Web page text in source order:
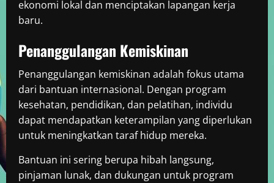
ekonomi lokal dan menciptakan lapangan kerja
baru.
Penanggulangan Kemiskinan
Penanggulangan kemiskinan adalah fokus utama
dari bantuan internasional. Dengan program
kesehatan, pendidikan, dan pelatihan, individu
dapat mendapatkan keterampilan yang diperlukan
untuk meningkatkan taraf hidup mereka.
Bantuan ini sering berupa hibah langsung,
pinjaman lunak, dan dukungan untuk program